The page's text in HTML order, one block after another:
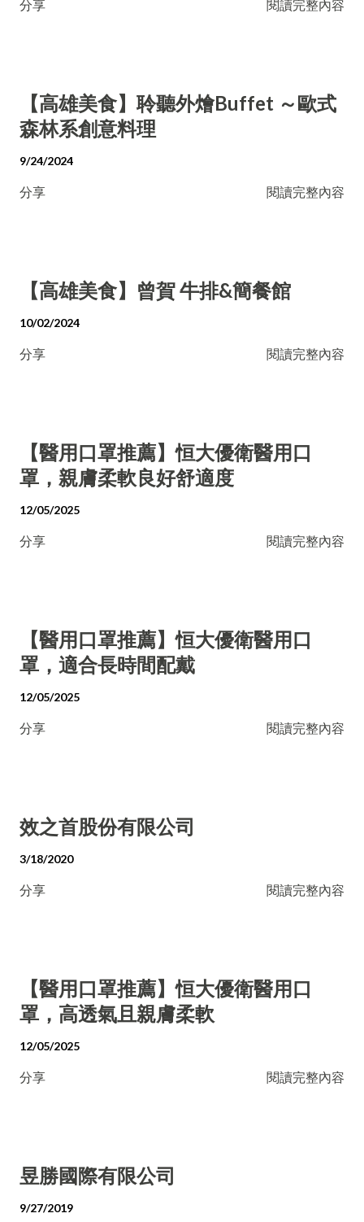
分享 閱讀完整內容
【高雄美食】聆聽外燴Buffet ～歐式
森林系創意料理
9/24/2024
分享 閱讀完整內容
【高雄美食】曾賀 牛排&簡餐館
10/02/2024
分享 閱讀完整內容
【醫用口罩推薦】恒大優衛醫用口
罩，親膚柔軟良好舒適度
12/05/2025
分享 閱讀完整內容
【醫用口罩推薦】恒大優衛醫用口
罩，適合長時間配戴
12/05/2025
分享 閱讀完整內容
效之首股份有限公司
3/18/2020
分享 閱讀完整內容
【醫用口罩推薦】恒大優衛醫用口
罩，高透氣且親膚柔軟
12/05/2025
分享 閱讀完整內容
昱勝國際有限公司
9/27/2019